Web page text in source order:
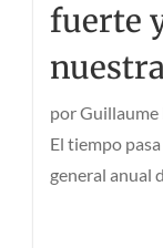
fuerte
por
El tiempo
general anual